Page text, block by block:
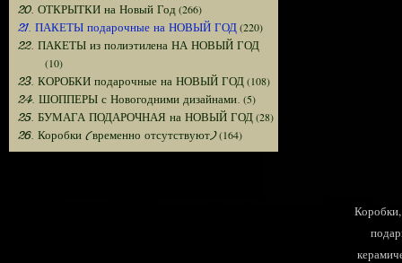
20. ОТКРЫТКИ на Новый Год (266)
21. ПАКЕТЫ подарочные на НОВЫЙ ГОД(220)
22. ПАКЕТЫ из полиэтилена НА НОВЫЙ ГОД
(10)
23. КОРОБКИ подарочные на НОВЫЙ ГОД(108)
24. ШОППЕРЫ с Новогодними дизайнами. (5)
25. БУМАГА ПОДАРОЧНАЯ на НОВЫЙ ГОД(28)
26. Коробки (временно отсутствуют)(164)